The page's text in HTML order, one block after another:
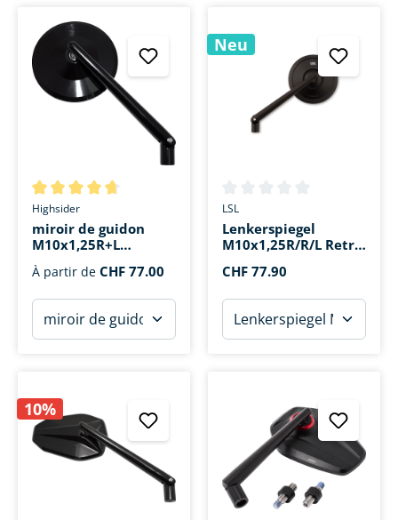
Note moyenne de 4.6 sur 5 étoiles
Highsider
miroir de guidon
M10x1,25R+L
Montana alu
Ø102mm
À partir de CHF 77.00
Neu
Note moyenne de 0 sur 5
LSL
Lenkerspiegel
M10x1,25R/R/L Retro
CHF 77.90
10%